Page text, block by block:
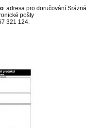
: adresa pro doručování Srázná
pošty
321 124.